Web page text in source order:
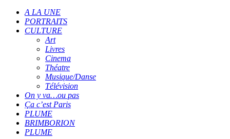
A LA UNE
PORTRAITS
CULTURE
Art
Livres
Cinema
Théatre
Musique/Danse
Télévision
On y va…ou pas
Ça c’est Paris
PLUME
BRIMBORION
PLUME